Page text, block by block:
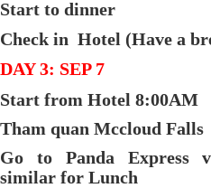
Start to dinner
Check in Hotel (Have a
DAY 3: SEP 7
Start from Hotel 8:00AM
Tham quan Mccloud Falls
Go to Panda Express
similar for Lunch